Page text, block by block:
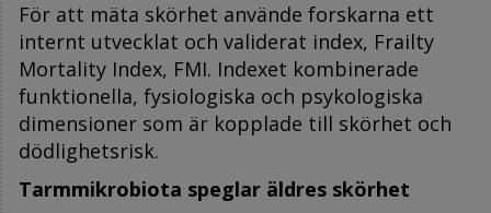
För att mäta skörhet använde forskarna ett
internt utvecklat och validerat index, Frailty
Mortality Index, FMI. Indexet kombinerade
funktionella, fysiologiska och psykologiska
dimensioner som är kopplade till skörhet och
dödlighetsrisk.
Tarmmikrobiota speglar äldres skörhet